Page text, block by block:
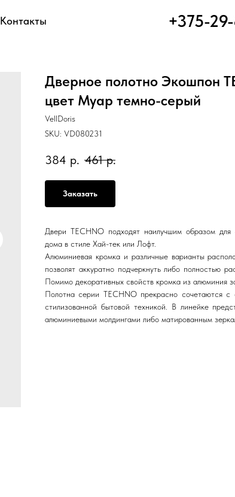
Дверное полотно Экошпон
цвет Муар темно-серый
VellDoris
SKU: VD080231
384 р. 461 р.
Заказать
Двери TECHNO подходят наилучшим образом
дома в стиле Хай-тек или Лофт.
Алюминиевая кромка и различные варианты
позволят аккуратно подчеркнуть либо полностью
Помимо декоративных свойств кромка из алюминия
Полотна серии TECHNO прекрасно сочетаются с
стилизованной бытовой техникой. В линейке
алюминиевыми молдингами либо матированным
Контакты +375-